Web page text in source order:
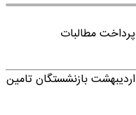
مطالبات
بازنشستگان تامین